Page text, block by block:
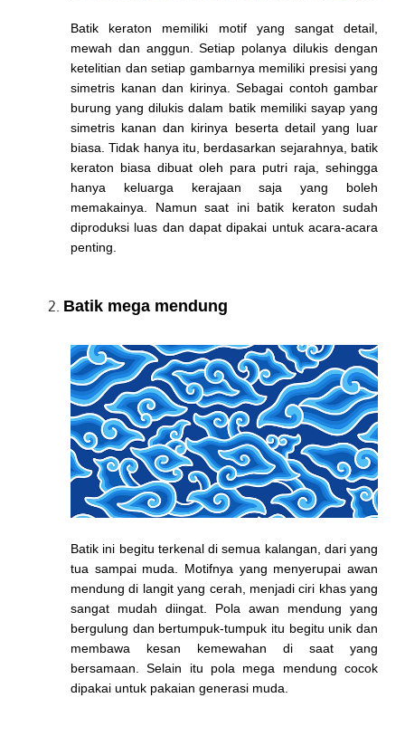
Batik keraton memiliki motif yang sangat detail,
mewah dan anggun. Setiap polanya dilukis dengan
ketelitian dan setiap gambarnya memiliki presisi yang
simetris kanan dan kirinya. Sebagai contoh gambar
burung yang dilukis dalam batik memiliki sayap yang
simetris kanan dan kirinya beserta detail yang luar
biasa. Tidak hanya itu, berdasarkan sejarahnya, batik
keraton biasa dibuat oleh para putri raja, sehingga
hanya keluarga kerajaan saja yang boleh
memakainya. Namun saat ini batik keraton sudah
diproduksi luas dan dapat dipakai untuk acara-acara
penting.
Batik mega mendung
Batik ini begitu terkenal di semua kalangan, dari yang
tua sampai muda. Motifnya yang menyerupai awan
mendung di langit yang cerah, menjadi ciri khas yang
sangat mudah diingat. Pola awan mendung yang
bergulung dan bertumpuk-tumpuk itu begitu unik dan
membawa kesan kemewahan di saat yang
bersamaan. Selain itu pola mega mendung cocok
dipakai untuk pakaian generasi muda.